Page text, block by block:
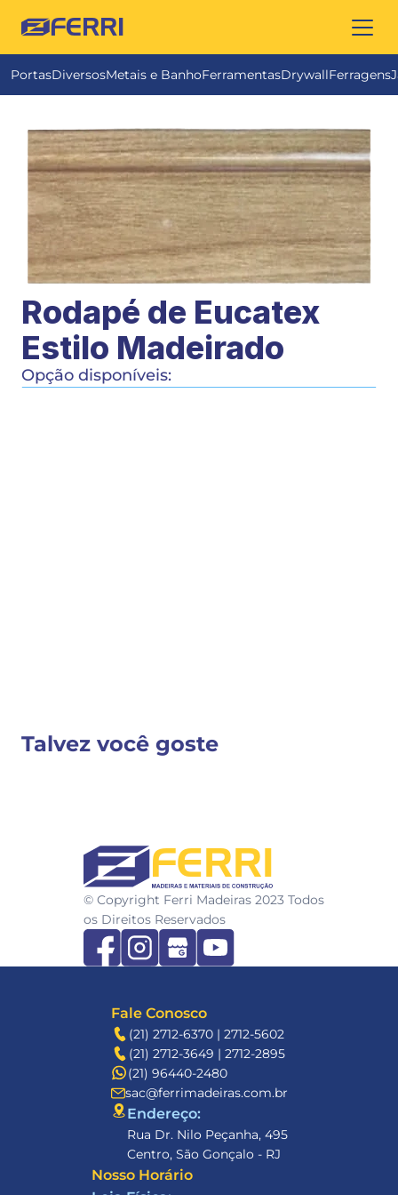
FERRI
PortasDiversosMetais e BanhoFerramentasDrywallFerragens
Rodapé de Eucatex
Estilo Madeirado
Opção disponíveis:
VER MAIS INFORMAÇÕES
Talvez você goste
FERRI
© Copyright Ferri Madeiras 2023 Todos
os Direitos Reservados
Fale Conosco
(21) 2712-6370 | 2712-5602
(21) 2712-3649 | 2712-2895
(21) 96440-2480
sac@ferrimadeiras.com.br
Endereço:
Rua Dr. Nilo Peçanha, 495
Centro, São Gonçalo - RJ
Nosso Horário